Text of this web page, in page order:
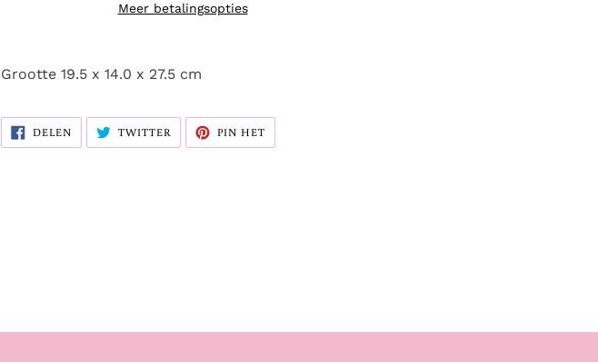
Meer betalingsopties
Grootte 19.5 x 14.0 x 27.5 cm
DELENDELEN
FACEBOOK
TWITTER TWITTEREN
OP
TWITTER
PIN HET
PINTEREST